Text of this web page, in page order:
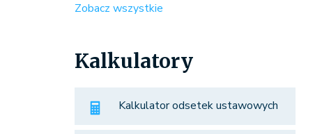
Zobacz wszystkie
Kalkulatory
Kalkulator odsetek ustawowych